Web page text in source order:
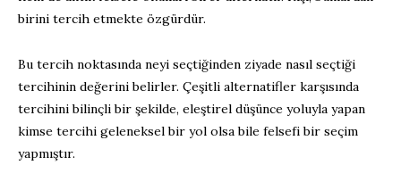
birini tercih etmekte özgürdür.
Bu tercih noktasında neyi seçtiğinden ziyade nasıl seçtiği
tercihinin değerini belirler. Çeşitli alternatifler karşısında
tercihini bilinçli bir şekilde, eleştirel düşünce yoluyla yapan
kimse tercihi geleneksel bir yol olsa bile felsefi bir seçim
yapmıştır.